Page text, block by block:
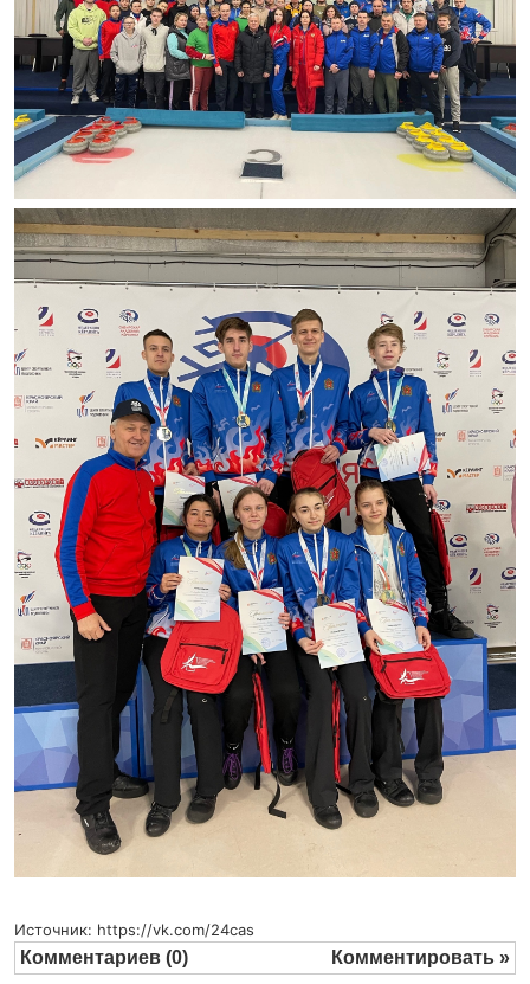
Источник: https://vk.com/24cas
Комментировать »
Комментариев (0)